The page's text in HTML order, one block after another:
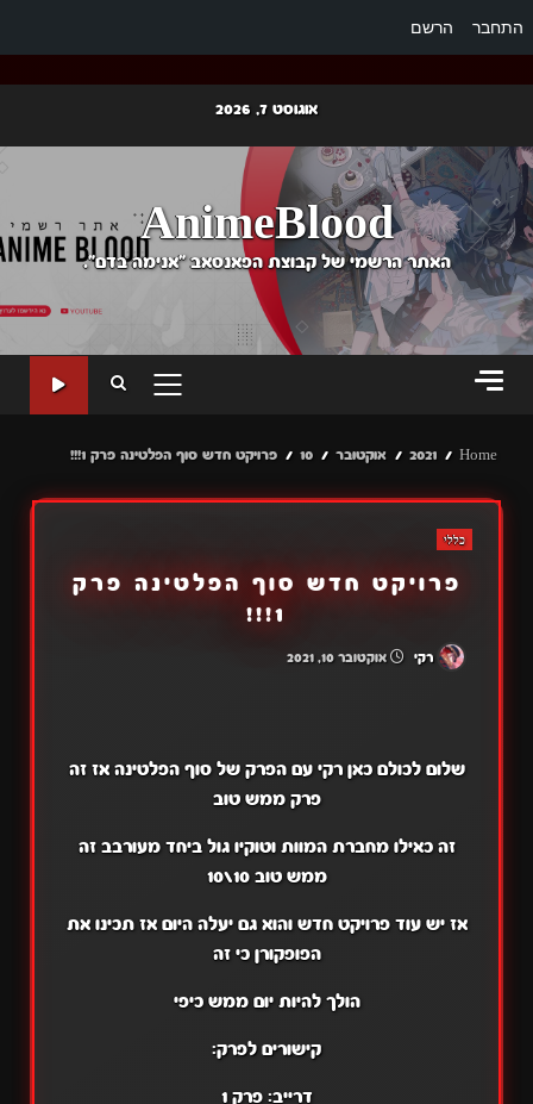
התחבר הרשם
content
אוגוסט 7, 2026
AnimeBlood
האתר הרשמי של קבוצת הפאנסאב "אנימה בדם".
PRIMARY
Home
2021 אוקטובר 10 פרויקט חדש סוף הפלטינה פרק 1!!!
כללי
פרויקט חדש סוף הפלטינה פרק
1!!!
רקי אוקטובר 10, 2021
שלום לכולם כאן רקי עם הפרק של סוף הפלטינה אז זה
פרק ממש טוב
זה כאילו מחברת המוות וטוקיו גול ביחד מעורבב זה
ממש טוב 10\10
אז יש עוד פרויקט חדש והוא גם יעלה היום אז תכינו את
הפופקורן כי זה
הולך להיות יום ממש כיפי
קישורים לפרק:
דרייב:פרק 1